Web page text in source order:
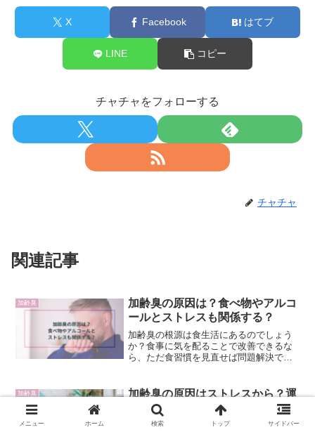
X Facebook はてブ
LINE コピー
チャチャをフォローする
チャチャ
関連記事
加齢臭
加齢臭の原因は？食べ物やアルコ
ールとストレスも関係する？
加齢臭の根源は食生活にあるのでしょう
か？食事に気を配ることで改善できるな
ら、ただ食習慣を見直せば問題解決で
て、・加齢臭の原因は食べ物も関係？・
加齢臭の原因はアルコールも...
加齢臭
加齢臭の原因はストレスから？運
動不足も関係ならどんな運動がい
メニュー ホーム 検索 トップ サイドバー